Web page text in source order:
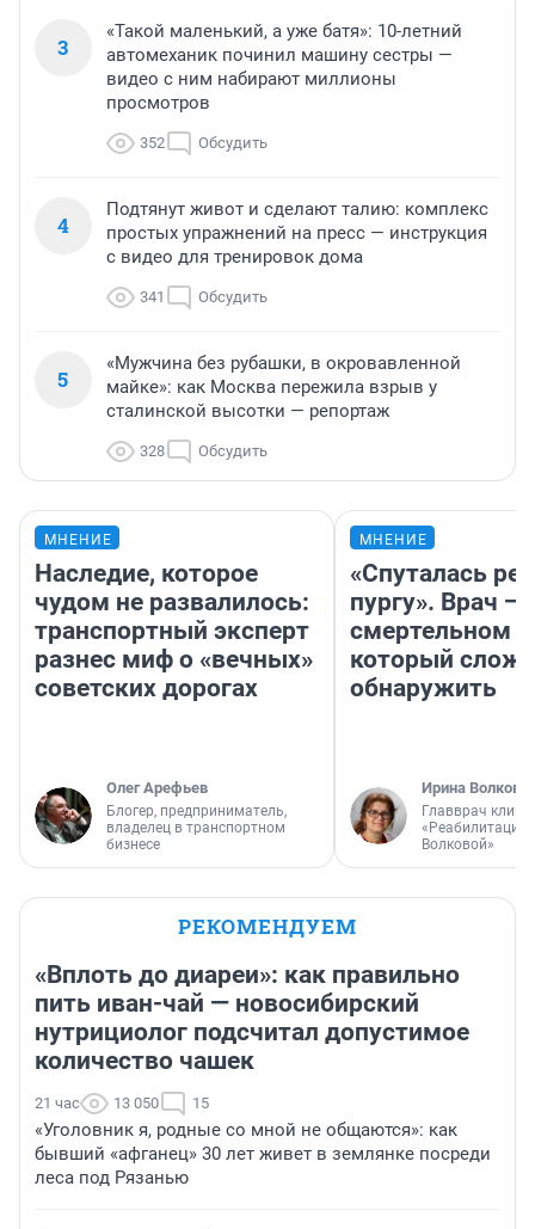
3
«Такой маленький, а уже батя»: 10-летний
автомеханик починил машину сестры —
видео с ним набирают миллионы
просмотров
352 Обсудить
4
Подтянут живот и сделают талию: комплекс
простых упражнений на пресс — инструкция
с видео для тренировок дома
341 Обсудить
5
«Мужчина без рубашки, в окровавленной
майке»: как Москва пережила взрыв у
сталинской высотки — репортаж
328 Обсудить
МНЕНИЕ
Наследие, которое
чудом не развалилось:
транспортный эксперт
разнес миф о «вечных»
советских дорогах
Олег Арефьев
Блогер, предприниматель,
владелец в транспортном
бизнесе
МНЕНИЕ
«Спуталась
пургу». Врач —
смертельном
который
обнаружить
Ирина Волкова
Главврач
«Реабилитация
Волковой»
РЕКОМЕНДУЕМ
«Вплоть до диареи»: как правильно
пить иван-чай — новосибирский
нутрициолог подсчитал допустимое
количество чашек
21 час 13 050 15
«Уголовник я, родные со мной не общаются»: как
бывший «афганец» 30 лет живет в землянке посреди
леса под Рязанью